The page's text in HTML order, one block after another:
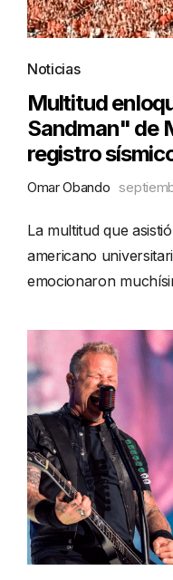
Noticias
Multitud
Sandman" de
registro
Omar Obando
La multitud que
americano
emocionaron